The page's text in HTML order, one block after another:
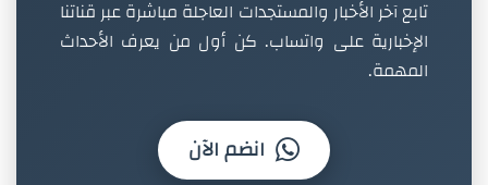
تابع آخر الأخبار والمستجدات العاجلة مباشرة عبر قناتنا
الإخبارية على واتساب. كن أول من يعرف الأحداث
المهمة.
انضم الآن